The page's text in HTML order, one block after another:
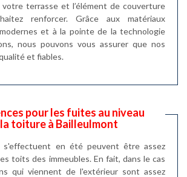
terrasse et l’élément de couverture
renforcer. Grâce aux matériaux
et à la pointe de la technologie
nous pouvons vous assurer que nos
et fiables.
pour les fuites au niveau
toiture à Bailleulmont
s'effectuent en été peuvent être assez
toits des immeubles. En fait, dans le cas
qui viennent de l'extérieur sont assez